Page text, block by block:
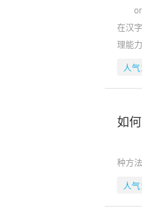
在汉
理能
人
如
一
种方
人